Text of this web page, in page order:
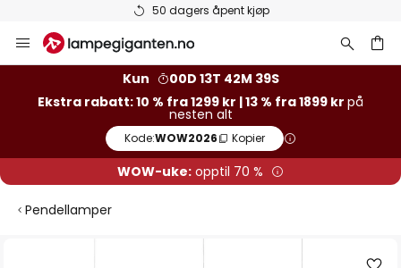
50 dagers åpent kjøp
Hopp
til
Kun
00D 13T 42M 39S
Ekstra rabatt: 10 % fra 1299 kr | 13 % fra 1899 kr på
nesten alt
Kode:WOW2026 Kopier
WOW-uke: opptil 70 %
Pendellamper